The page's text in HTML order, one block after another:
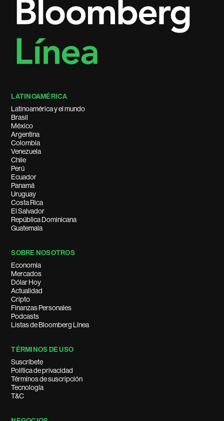
LATINOAMÉRICA
Latinoamérica y el mundo
Brasil
México
Argentina
Colombia
Venezuela
Chile
Perú
Ecuador
Panamá
Uruguay
Costa Rica
El Salvador
República Dominicana
Guatemala
SOBRE NOSOTROS
Economía
Mercados
Dólar Hoy
Actualidad
Cripto
Finanzas Personales
Podcasts
Listas de Bloomberg Línea
TÉRMINOS DE USO
Suscríbete
Política de privacidad
Términos de suscripción
Tecnología
T&C